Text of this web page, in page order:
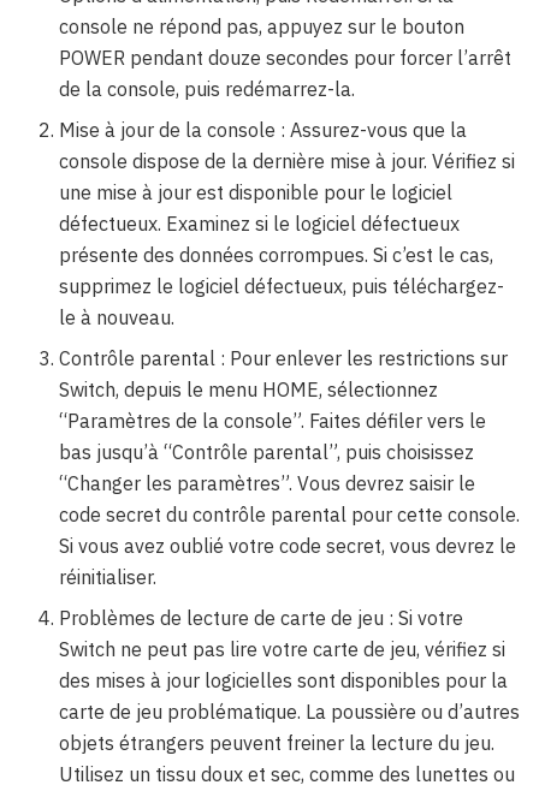
console ne répond pas, appuyez sur le bouton
POWER pendant douze secondes pour forcer l’arrêt
de la console, puis redémarrez-la.
Mise à jour de la console : Assurez-vous que la
console dispose de la dernière mise à jour. Vérifiez si
une mise à jour est disponible pour le logiciel
défectueux. Examinez si le logiciel défectueux
présente des données corrompues. Si c’est le cas,
supprimez le logiciel défectueux, puis téléchargez-
le à nouveau.
Contrôle parental : Pour enlever les restrictions sur
Switch, depuis le menu HOME, sélectionnez
“Paramètres de la console”. Faites défiler vers le
bas jusqu’à “Contrôle parental”, puis choisissez
“Changer les paramètres”. Vous devrez saisir le
code secret du contrôle parental pour cette console.
Si vous avez oublié votre code secret, vous devrez le
réinitialiser.
Problèmes de lecture de carte de jeu : Si votre
Switch ne peut pas lire votre carte de jeu, vérifiez si
des mises à jour logicielles sont disponibles pour la
carte de jeu problématique. La poussière ou d’autres
objets étrangers peuvent freiner la lecture du jeu.
Utilisez un tissu doux et sec, comme des lunettes ou